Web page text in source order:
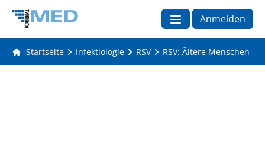
Anmelden
Startseite Infektiologie RSV RSV: Ältere Menschen